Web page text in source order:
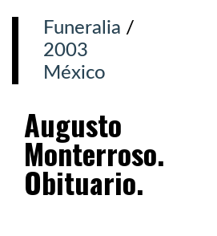
Funeralia /
2003
México
Augusto
Monterroso.
Obituario.